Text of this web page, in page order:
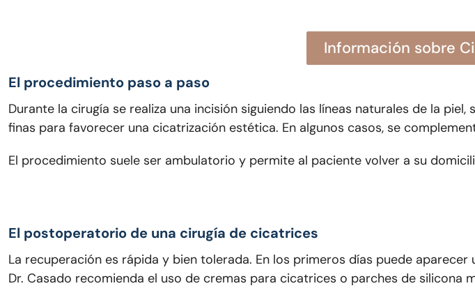
Información sobre
El procedimiento paso a paso
Durante la cirugía se realiza una incisión siguiendo las líneas naturales de la
finas para favorecer una cicatrización estética. En algunos casos, se
El procedimiento suele ser ambulatorio y permite al paciente volver a su
El postoperatorio de una cirugía de cicatrices
La recuperación es rápida y bien tolerada. En los primeros días puede
Dr. Casado recomienda el uso de cremas para cicatrices o parches de